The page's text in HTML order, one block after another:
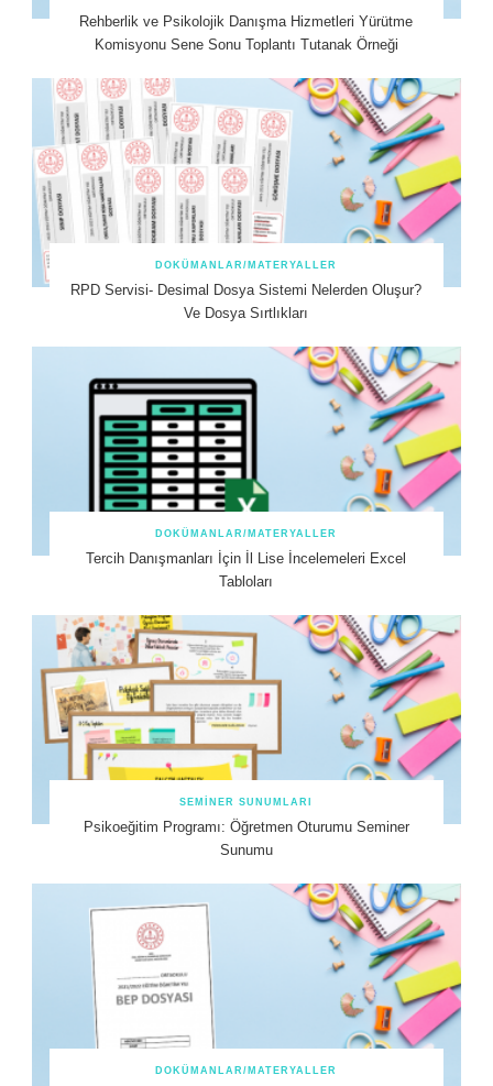
Rehberlik ve Psikolojik Danışma Hizmetleri Yürütme
Komisyonu Sene Sonu Toplantı Tutanak Örneği
DOKÜMANLAR/MATERYALLER
RPD Servisi- Desimal Dosya Sistemi Nelerden Oluşur?
Ve Dosya Sırtlıkları
DOKÜMANLAR/MATERYALLER
Tercih Danışmanları İçin İl Lise İncelemeleri Excel
Tabloları
SEMINER SUNUMLARI
Psikoeğitim Programı: Öğretmen Oturumu Seminer
Sunumu
DOKÜMANLAR/MATERYALLER